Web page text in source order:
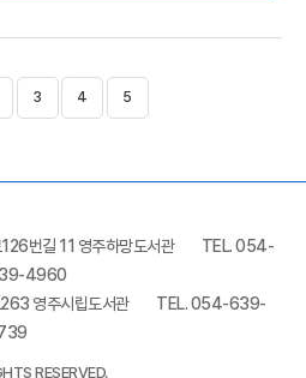
3 4 5
번길 11 영주하망도서관
TEL. 054-
4960
영주시립도서관
TEL. 054-639-
RESERVED.